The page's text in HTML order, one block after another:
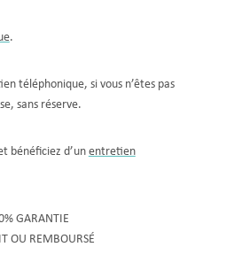
.
téléphonique, si vous n’êtes pas
sans réserve.
bénéficiez d’un entretien
GARANTIE
OU REMBOURSÉ